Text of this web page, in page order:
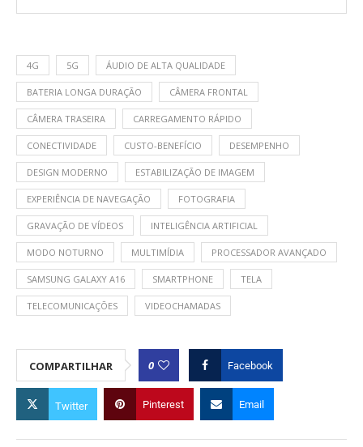
4G 5G ÁUDIO DE ALTA QUALIDADE
BATERIA LONGA DURAÇÃO CÂMERA FRONTAL
CÂMERA TRASEIRA CARREGAMENTO RÁPIDO
CONECTIVIDADE CUSTO-BENEFÍCIO DESEMPENHO
DESIGN MODERNO ESTABILIZAÇÃO DE IMAGEM
EXPERIÊNCIA DE NAVEGAÇÃO FOTOGRAFIA
GRAVAÇÃO DE VÍDEOS INTELIGÊNCIA ARTIFICIAL
MODO NOTURNO MULTIMÍDIA PROCESSADOR AVANÇADO
SAMSUNG GALAXY A16 SMARTPHONE TELA
TELECOMUNICAÇÕES VIDEOCHAMADAS
COMPARTILHAR 0 Facebook
Twitter Pinterest Email